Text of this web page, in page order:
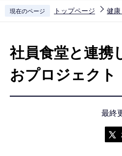
現在のページ トップページ 健康
社員食堂と連携
おプロジェクト
最終